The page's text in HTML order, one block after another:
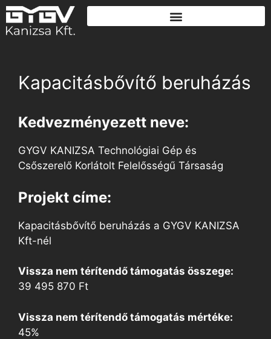
Kapacitásbővítő beruházás
Kedvezményezett neve:
GYGV KANIZSA Technológiai Gép és
Csőszerelő Korlátolt Felelősségű Társaság
Projekt címe:
Kapacitásbővítő beruházás a GYGV KANIZSA
Kft-nél
Vissza nem térítendő támogatás összege:
39 495 870 Ft
Vissza nem térítendő támogatás mértéke:
45%